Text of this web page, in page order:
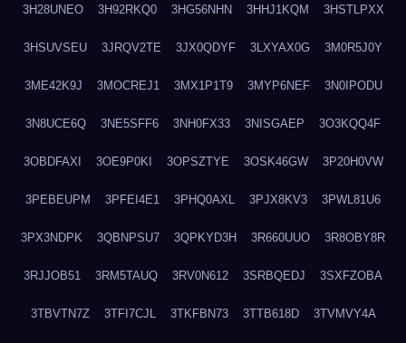
3H28UNEO 3H92RKQ0 3HG56NHN 3HHJ1KQM 3HSTLPXX
3HSUVSEU 3JRQV2TE 3JX0QDYF 3LXYAX0G 3M0R5J0Y
3ME42K9J 3MOCREJ1 3MX1P1T9 3MYP6NEF 3N0IPODU
3N8UCE6Q 3NE5SFF6 3NH0FX33 3NISGAEP 3O3KQQ4F
3OBDFAXI 3OE9P0KI 3OPSZTYE 3OSK46GW 3P20H0VW
3PEBEUPM 3PFEI4E1 3PHQ0AXL 3PJX8KV3 3PWL81U6
3PX3NDPK 3QBNPSU7 3QPKYD3H 3R660UUO 3R8OBY8R
3RJJOB51 3RM5TAUQ 3RV0N612 3SRBQEDJ 3SXFZOBA
3TBVTN7Z 3TFI7CJL 3TKFBN73 3TTB618D 3TVMVY4A